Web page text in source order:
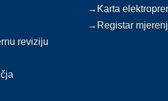
reviziju
→Karta
→Registar